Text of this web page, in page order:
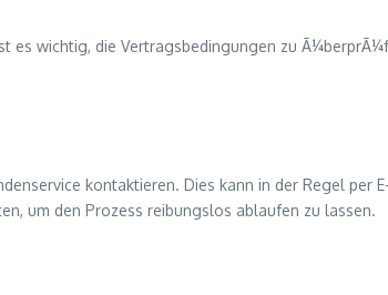
es wichtig, die Vertragsbedingungen zu
kontaktieren. Dies kann in der Regel
um den Prozess reibungslos ablaufen zu lassen.